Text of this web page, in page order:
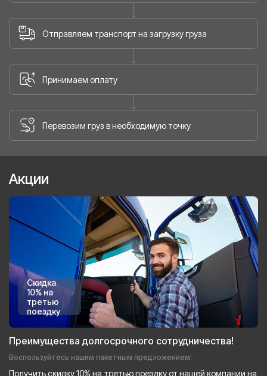
Отправляем транспорт на загрузку груза
Принимаем оплату
Перевозим груз в необходимую точку
Акции
Скидка
10% на
третью
поездку
Преимущества долгосрочного сотрудничества!
Воспользуйтесь нашим пакетным предложением:
Получить скидку 10% на третью поездку от нашей компании на